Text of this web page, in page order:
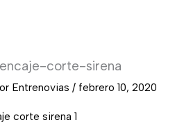
corte-sirena
Entrenovias / febrero 10, 2020